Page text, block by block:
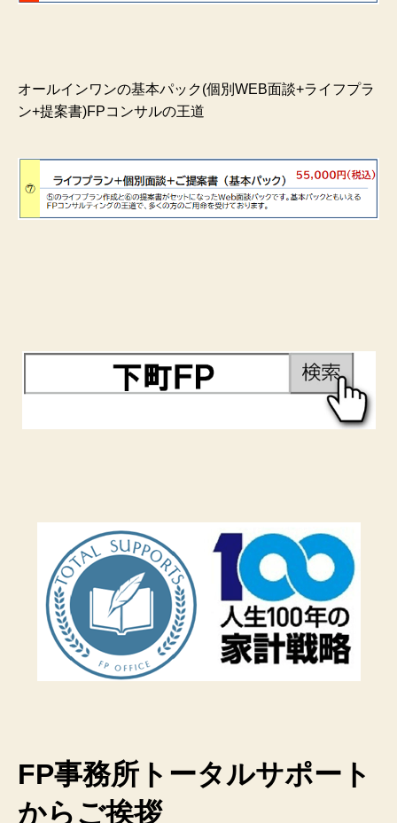
オールインワンの基本パック(個別WEB面談+ライフプラ
ン+提案書)FPコンサルの王道
FP事務所トータルサポート
からご挨拶